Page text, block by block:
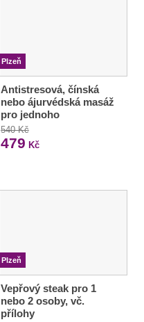
Plzeň
Antistresová, čínská
nebo ájurvédská masáž
pro jednoho
540 Kč
479 Kč
Plzeň
Vepřový steak pro 1
nebo 2 osoby, vč.
přílohy